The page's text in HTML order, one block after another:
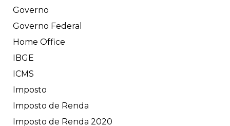
Governo
Governo Federal
Home Office
IBGE
ICMS
Imposto
Imposto de Renda
Imposto de Renda 2020